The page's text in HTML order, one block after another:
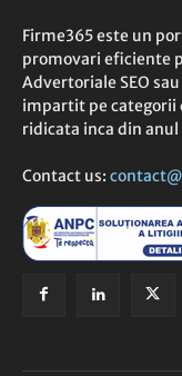
Firme365 este un
promovari eficiente
Advertoriale SEO
impartit pe categorii
ridicata inca din
Contact us: